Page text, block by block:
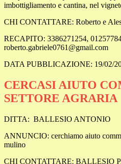
imbottigliamento e cantina, nel
CHI CONTATTARE: Roberto e
RECAPITO: 3386271254,
roberto.gabriele0761@gmail.com
DATA PUBBLICAZIONE: 19/02/
CERCASI AIUTO
SETTORE AGRARIA
DITTA: BALLESIO ANTONIO
ANNUNCIO: cerchiamo aiuto
mulino
CHI CONTATTARE: BALLESIO